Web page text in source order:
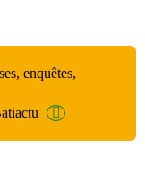
enquêtes,